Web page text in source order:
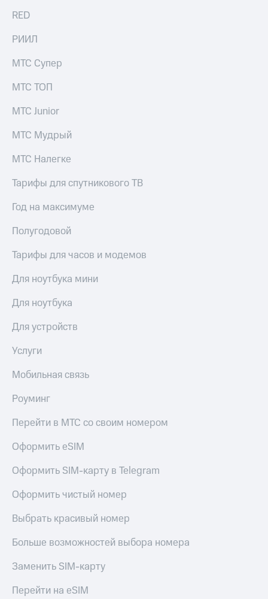
RED
РИИЛ
МТС Супер
МТС ТОП
МТС Junior
МТС Мудрый
МТС Налегке
Тарифы для спутникового ТВ
Год на максимуме
Полугодовой
Тарифы для часов и модемов
Для ноутбука мини
Для ноутбука
Для устройств
Услуги
Мобильная связь
Роуминг
Перейти в МТС со своим номером
Оформить eSIM
Оформить SIM-карту в Telegram
Оформить чистый номер
Выбрать красивый номер
Больше возможностей выбора номера
Заменить SIM-карту
Перейти на eSIM